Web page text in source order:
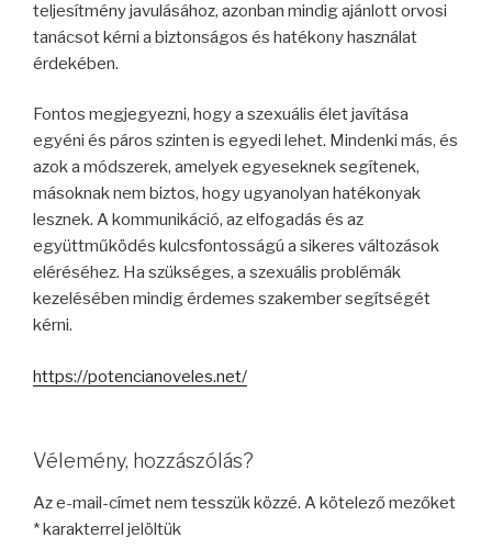
teljesítmény javulásához, azonban mindig ajánlott orvosi
tanácsot kérni a biztonságos és hatékony használat
érdekében.
Fontos megjegyezni, hogy a szexuális élet javítása
egyéni és páros szinten is egyedi lehet. Mindenki más, és
azok a módszerek, amelyek egyeseknek segítenek,
másoknak nem biztos, hogy ugyanolyan hatékonyak
lesznek. A kommunikáció, az elfogadás és az
együttműködés kulcsfontosságú a sikeres változások
eléréséhez. Ha szükséges, a szexuális problémák
kezelésében mindig érdemes szakember segítségét
kérni.
https://potencianoveles.net/
Vélemény, hozzászólás?
Az e-mail-címet nem tesszük közzé. A kötelező mezőket
*karakterrel jelöltük